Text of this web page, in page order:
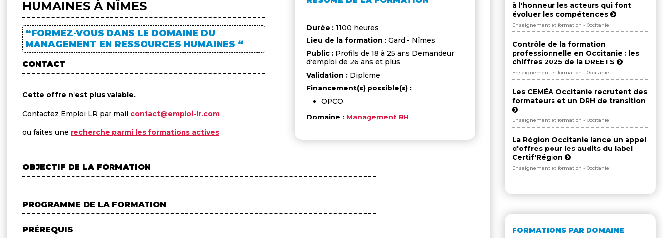
HUMAINES À NÎMES
“FORMEZ-VOUS DANS LE DOMAINE DU
MANAGEMENT EN RESSOURCES HUMAINES “
CONTACT
Cette offre n'est plus valable.
Contactez Emploi LR par mail contact@emploi-lr.com
ou faites une recherche parmi les formations actives
Durée :1100 heures
Lieu de la formation : Gard - Nîmes
Public :Profils de 18 à 25 ans Demandeur
d'emploi de 26 ans et plus
Validation :Diplome
Financement(s) possible(s) :
OPCO
Domaine : Management RH
OBJECTIF DE LA FORMATION
PROGRAMME DE LA FORMATION
PRÉREQUIS
à l'honneur les acteurs qui font
évoluer les compétences
Enseignement et formation - Occitanie
Contrôle de la formation
professionnelle en Occitanie : les
chiffres 2025 de la DREETS
Enseignement et formation - Occitanie
Les CEMÉA Occitanie recrutent des
formateurs et un DRH de transition
Enseignement et formation - Occitanie
La Région Occitanie lance un appel
d'offres pour les audits du label
Certif'Région
Enseignement et formation - Occitanie
FORMATIONS PAR DOMAINE